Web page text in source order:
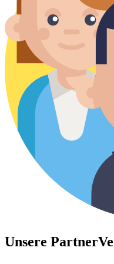
Unsere Partner